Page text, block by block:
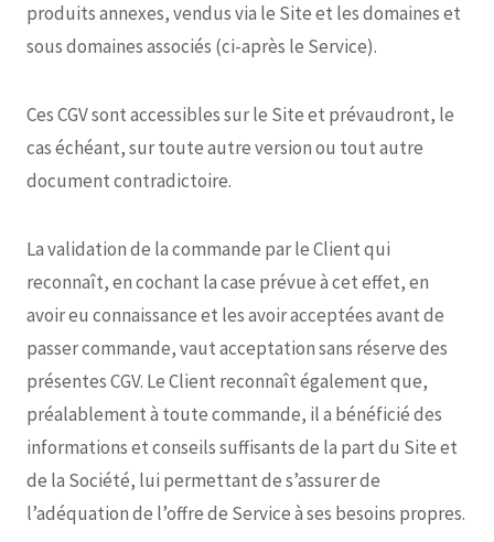
produits annexes, vendus via le Site et les domaines et
sous domaines associés (ci-après le Service).
Ces CGV sont accessibles sur le Site et prévaudront, le
cas échéant, sur toute autre version ou tout autre
document contradictoire.
La validation de la commande par le Client qui
reconnaît, en cochant la case prévue à cet effet, en
avoir eu connaissance et les avoir acceptées avant de
passer commande, vaut acceptation sans réserve des
présentes CGV. Le Client reconnaît également que,
préalablement à toute commande, il a bénéficié des
informations et conseils suffisants de la part du Site et
de la Société, lui permettant de s’assurer de
l’adéquation de l’offre de Service à ses besoins propres.